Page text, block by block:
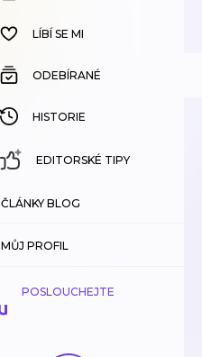
HISTORIE
LÍBÍ SE MI
ODEBÍRANÉ
HISTORIE
EDITORSKÉ TIPY
ČLÁNKY BLOG
MŮJ PROFIL
POSLOUCHEJTE